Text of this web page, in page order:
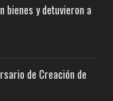
bienes y detuvieron a
de Creación de